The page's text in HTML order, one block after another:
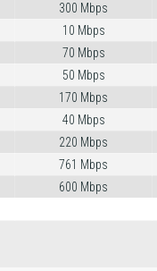
300 Mbps
10 Mbps
70 Mbps
50 Mbps
170 Mbps
40 Mbps
220 Mbps
761 Mbps
600 Mbps